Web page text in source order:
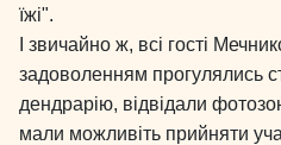
їжі".
І звичайно ж, всі гості
задоволенням прогулялись
дендрарію, відвідали
мали можливіть прийняти